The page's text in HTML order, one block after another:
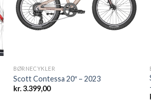
BØRNECYKLER
Scott Contessa 20″ – 2023
kr.3.399,00